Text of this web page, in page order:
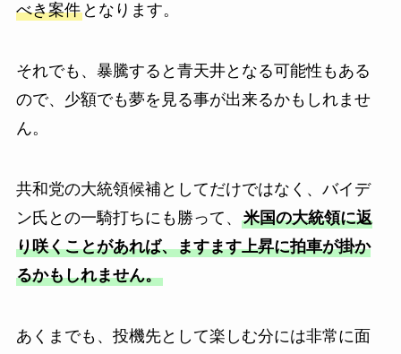
べき案件となります。
それでも、暴騰すると青天井となる可能性もある
ので、少額でも夢を見る事が出来るかもしれませ
ん。
共和党の大統領候補としてだけではなく、バイデ
ン氏との一騎打ちにも勝って、 米国の大統領に返
り咲くことがあれば、ますます上昇に拍車が掛か
るかもしれません。
あくまでも、投機先として楽しむ分には非常に面